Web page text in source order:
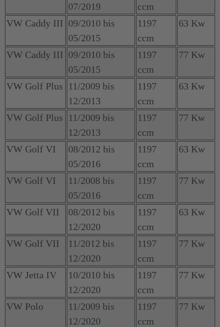
07/2019
ccm
VW Caddy III 09/2010 bis
05/2015
1197
ccm
63 Kw
VW Caddy III 09/2010 bis
05/2015
1197
ccm
77 Kw
VW Golf Plus
11/2009 bis
12/2013
1197
ccm
63 Kw
VW Golf Plus
11/2009 bis
12/2013
1197
ccm
77 Kw
VW Golf VI
08/2012 bis
05/2016
1197
ccm
63 Kw
VW Golf VI
11/2008 bis
05/2016
1197
ccm
77 Kw
VW Golf VII
08/2012 bis
12/2020
1197
ccm
63 Kw
VW Golf VII
11/2012 bis
12/2020
1197
ccm
77 Kw
VW Jetta IV
10/2010 bis
12/2020
1197
ccm
77 Kw
VW Polo
11/2009 bis
12/2020
1197
ccm
77 Kw